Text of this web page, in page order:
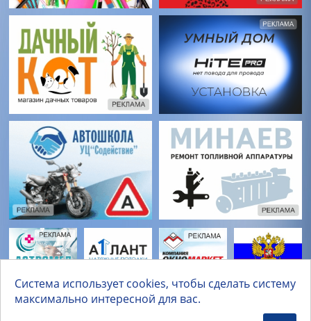
Система использует cookies, чтобы сделать систему
максимально интересной для вас.